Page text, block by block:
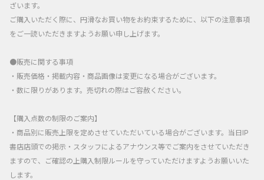
ざいます。
ご購入いただく際に、円滑なお買い物をお約束するために、以下の注意事項
をご一読いただきますようお願い申し上げます。
●販売に関する事項
・販売価格・掲載内容・商品画像は変更になる場合がございます。
・数に限りがあります。売切れの際はご容赦ください。
【購入点数の制限のご案内】
・商品別に販売上限を定めさせていただいている場合がございます。当日IP
書店店頭での掲示・スタッフによるアナウンス等でご案内をさせていただき
ますので、ご確認の上購入制限ルールを守っていただけますようお願いいた
します。